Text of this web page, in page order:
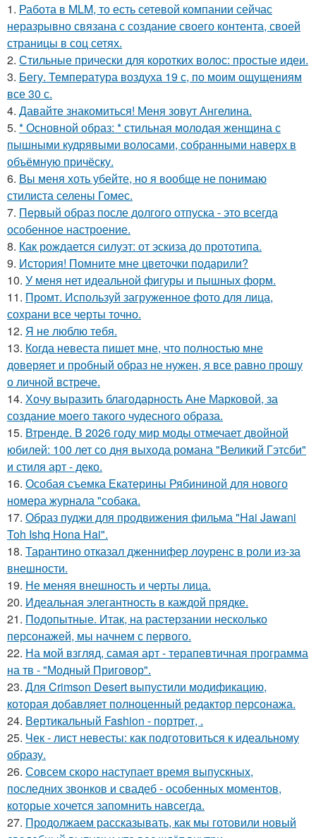
1. Работа в MLM, то есть сетевой компании сейчас
неразрывно связана с создание своего контента, своей
страницы в соц сетях.
2. Стильные прически для коротких волос: простые идеи.
3. Бегу. Температура воздуха 19 с, по моим ощущениям
все 30 с.
4. Давайте знакомиться! Меня зовут Ангелина.
5. * Основной образ: * стильная молодая женщина с
пышными кудрявыми волосами, собранными наверх в
объёмную причёску.
6. Вы меня хоть убейте, но я вообще не понимаю
стилиста селены Гомес.
7. Первый образ после долгого отпуска - это всегда
особенное настроение.
8. Как рождается силуэт: от эскиза до прототипа.
9. История! Помните мне цветочки подарили?
10. У меня нет идеальной фигуры и пышных форм.
11. Промт. Используй загруженное фото для лица,
сохрани все черты точно.
12. Я не люблю тебя.
13. Когда невеста пишет мне, что полностью мне
доверяет и пробный образ не нужен, я все равно прошу
о личной встрече.
14. Хочу выразить благодарность Ане Марковой, за
создание моего такого чудесного образа.
15. Втренде. В 2026 году мир моды отмечает двойной
юбилей: 100 лет со дня выхода романа "Великий Гэтсби"
и стиля арт - деко.
16. Особая съемка Екатерины Рябининой для нового
номера журнала "собака.
17. Образ пуджи для продвижения фильма "Hai Jawani
Toh Ishq Hona Hai".
18. Тарантино отказал дженнифер лоуренс в роли из-за
внешности.
19. Не меняя внешность и черты лица.
20. Идеальная элегантность в каждой прядке.
21. Подопытные. Итак, на растерзании несколько
персонажей, мы начнем с первого.
22. На мой взгляд, самая арт - терапевтичная программа
на тв - "Модный Приговор".
23. Для Crimson Desert выпустили модификацию,
которая добавляет полноценный редактор персонажа.
24. Вертикальный Fashion - портрет, .
25. Чек - лист невесты: как подготовиться к идеальному
образу.
26. Совсем скоро наступает время выпускных,
последних звонков и свадеб - особенных моментов,
которые хочется запомнить навсегда.
27. Продолжаем рассказывать, как мы готовили новый